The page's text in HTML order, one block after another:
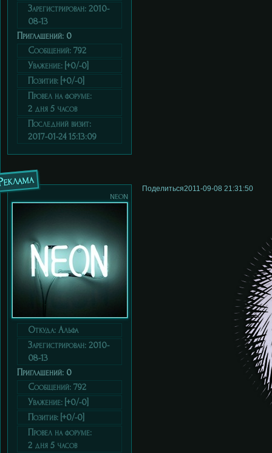
Зарегистрирован: 2010-
08-13
Приглашений: 0
Сообщений: 792
Уважение: [+0/-0]
Позитив: [+0/-0]
Провел на форуме:
2 дня 5 часов
Последний визит:
2017-01-24 15:13:09
Поделиться2011-09-08 21:31:50
neon
Откуда: Альфа
Зарегистрирован: 2010-
08-13
Приглашений: 0
Сообщений: 792
Уважение: [+0/-0]
Позитив: [+0/-0]
Провел на форуме:
2 дня 5 часов